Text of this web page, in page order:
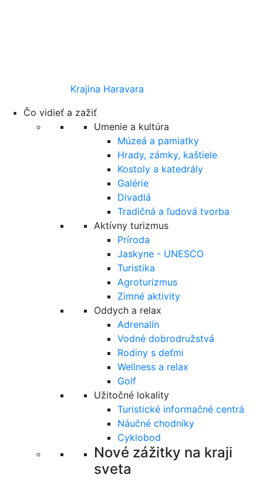
Krajina Haravara
Čo vidieť a zažiť
Umenie a kultúra
Múzeá a pamiatky
Hrady, zámky, kaštiele
Kostoly a katedrály
Galérie
Divadlá
Tradičná a ľudová tvorba
Aktívny turizmus
Príroda
Jaskyne - UNESCO
Turistika
Agroturizmus
Zimné aktivity
Oddych a relax
Adrenalín
Vodné dobrodružstvá
Rodiny s deťmi
Wellness a relax
Golf
Užitočné lokality
Turistické informačné centrá
Náučné chodníky
Cyklobod
Nové zážitky na kraji
sveta